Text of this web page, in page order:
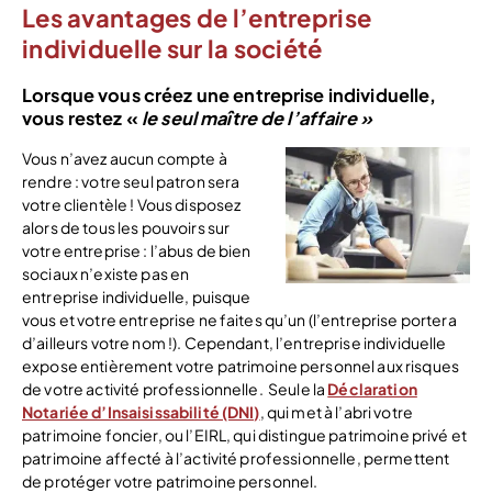
Les avantages de l’entreprise
individuelle sur la société
Lorsque vous créez une entreprise individuelle,
vous restez « le seul maître de l’affaire »
Vous n’avez aucun compte à
rendre : votre seul patron sera
votre clientèle ! Vous disposez
alors de tous les pouvoirs sur
votre entreprise : l’abus de bien
sociaux n’existe pas en
entreprise individuelle, puisque
vous et votre entreprise ne faites qu’un (l’entreprise portera
d’ailleurs votre nom !). Cependant, l’entreprise individuelle
expose entièrement votre patrimoine personnel aux risques
de votre activité professionnelle. Seule la Déclaration
Notariée d’Insaisissabilité (DNI), qui met à l’abri votre
patrimoine foncier, ou l’EIRL, qui distingue patrimoine privé et
patrimoine affecté à l’activité professionnelle, permettent
de protéger votre patrimoine personnel.